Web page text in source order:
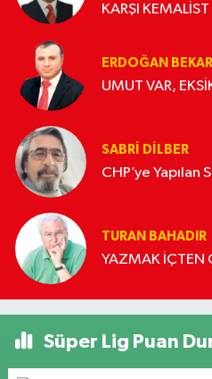
KARŞI KEMALİST
ERDOĞAN BEKAR
UMUT VAR,
SABRI DILBER
CHP’ye Yapılan
TURAN BAHADIR
YAZMAK İÇTEN
Süper Lig Puan